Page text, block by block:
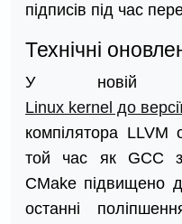
підписів під час
Технічні
У новій
Linux kernel до
компілятора LLVM
той час як GCC
CMake підвищено
останні